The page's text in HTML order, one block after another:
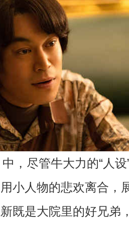
，尽管牛大力的“人
小人物的悲欢离合，
既是大院里的好兄弟